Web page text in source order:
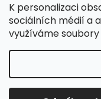
K personalizaci
sociálních médií a
využíváme
Informace o
Reklamační řád
Obchodní podmínky
Copyright 2026